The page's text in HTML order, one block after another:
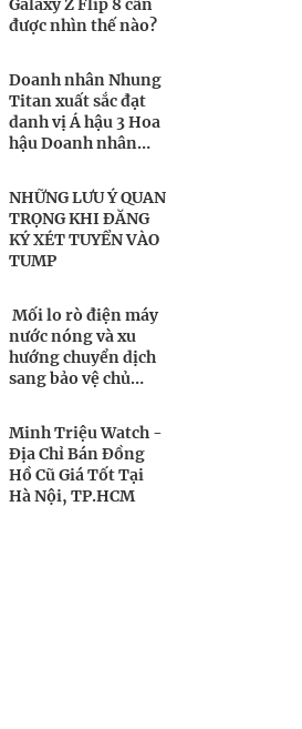
Galaxy Z Flip 8 cần
được nhìn thế nào?
Doanh nhân Nhung
Titan xuất sắc đạt
danh vị Á hậu 3 Hoa
hậu Doanh nhân
2026
NHỮNG LƯU Ý QUAN
TRỌNG KHI ĐĂNG
KÝ XÉT TUYỂN VÀO
TUMP
Mối lo rò điện máy
nước nóng và xu
hướng chuyển dịch
sang bảo vệ chủ
Minh Triệu Watch -
Địa Chỉ Bán Đồng
Hồ Cũ Giá Tốt Tại
Hà Nội, TP.HCM